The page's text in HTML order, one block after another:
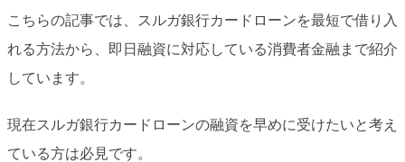
こちらの記事では、スルガ銀行カードローンを最短で借り入
れる方法から、即日融資に対応している消費者金融まで紹介
しています。
現在スルガ銀行カードローンの融資を早めに受けたいと考え
ている方は必見です。